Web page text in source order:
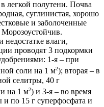
легкой полутени. Почва
суглинистая, хорошо
и заболоченные
недостатке влаги,
проводят 3 подкормки
1-я – при
соли на 1 м2); вторая – в
селитры, 40 г
на 1 м2) и 3-я – во время
по 15 г суперфосфата и